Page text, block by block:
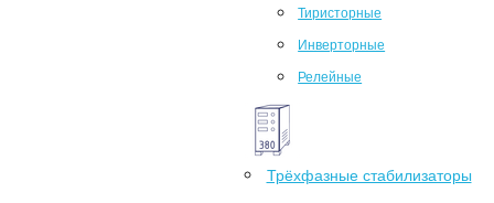
Тиристорные
Инверторные
Релейные
Трёхфазные стабилизаторы